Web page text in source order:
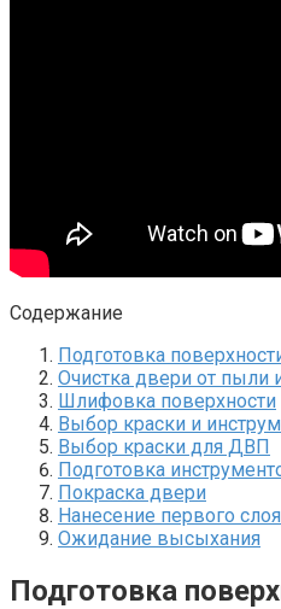
Содержание
Подготовка
Очистка двери от пыли
Шлифовка поверхности
Выбор краски и
Выбор краски для ДВП
Подготовка
Покраска двери
Нанесение первого
Ожидание высыхания
Подготовка